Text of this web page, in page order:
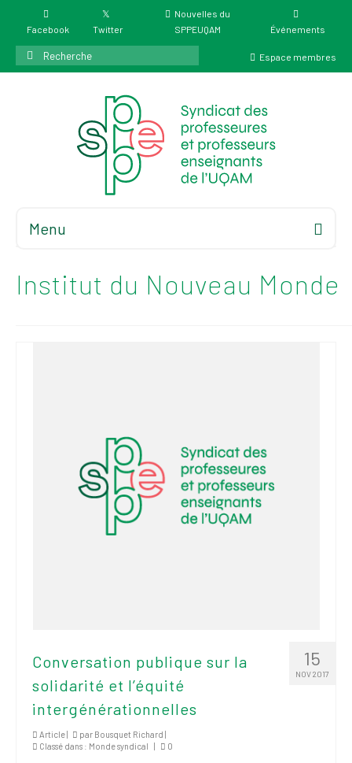
Facebook Twitter
Nouvelles du
SPPEUQAM
Événements
Rechercher
:
Espace membres
Menu
Statuts et
règlements
Politiques
d’écran – Place à
notre valorisation
(FNEEQ)
Institut du Nouveau Monde
15
NOV 2017
Conversation publique sur la
solidarité et l’équité
intergénérationnelles
Article | par Bousquet Richard |
Classé dans : Monde syndical | 0